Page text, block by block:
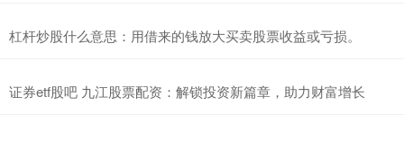
杠杆炒股什么意思：用借来的钱放大买卖股票收益或亏损。
证券etf股吧 九江股票配资：解锁投资新篇章，助力财富增长